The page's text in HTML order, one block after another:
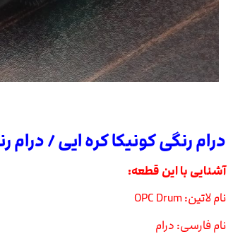
درام رنگی کونیکا کره ایی / درام
آشنایی با این قطعه:
نام لاتین: OPC Drum
نام فارسی: درام